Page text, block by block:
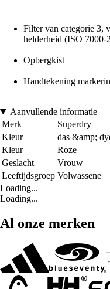
Filter van categorie 3,
helderheid (ISO 7000-
Opbergkist
Handtekening
Aanvullende informatie
Merk
Superdry
Kleur
das &amp;
Kleur
Roze
Geslacht
Vrouw
Leeftijdsgroep Volwassene
Loading...
Loading...
Al onze merken